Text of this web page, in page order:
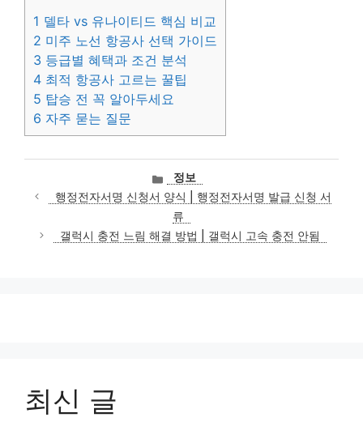
1 델타 vs 유나이티드 핵심 비교
2 미주 노선 항공사 선택 가이드
3 등급별 혜택과 조건 분석
4 최적 항공사 고르는 꿀팁
5 탑승 전 꼭 알아두세요
6 자주 묻는 질문
카
테
고
리
정보
행정전자서명 신청서 양식 | 행정전자서명 발급 신청 서
류
갤럭시 충전 느림 해결 방법 | 갤럭시 고속 충전 안됨
최신 글